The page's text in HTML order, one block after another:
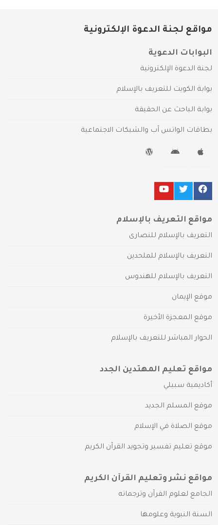
مواقع لجنة الدعوة الإلكترونية
البوابات الدعوية
لجنة الدعوة الإلكترونية
بوابة الكويت للتعريف بالإسلام
بوابة الباحث عن الحقيقة
بطاقات الواتس آب والشبكات الاجتماعية
مواقع التعريف بالإسلام
التعريف بالإسلام للنصارى
التعريف بالإسلام للملحدين
التعريف بالإسلام للهندوس
موقع الإيمان
موقع المعجزة الأخيرة
الحوار المباشر للتعريف بالإسلام
مواقع تعليم المهتدين الجدد
أكاديمية سبيلي
موقع المسلم الجديد
موقع الصلاة في الإسلام
موقع تعليم تفسير وتجويد القرآن الكريم
مواقع نشر وتعليم القرآن الكريم
الجامع لعلوم القرآن وترجماته
السنة النبوية وعلومها